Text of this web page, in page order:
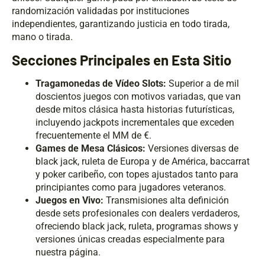
randomización validadas por instituciones
independientes, garantizando justicia en todo tirada,
mano o tirada.
Secciones Principales en Esta Sitio
Tragamonedas de Vídeo Slots: Superior a de mil
doscientos juegos con motivos variadas, que van
desde mitos clásica hasta historias futurísticas,
incluyendo jackpots incrementales que exceden
frecuentemente el MM de €.
Games de Mesa Clásicos: Versiones diversas de
black jack, ruleta de Europa y de América, baccarrat
y poker caribeño, con topes ajustados tanto para
principiantes como para jugadores veteranos.
Juegos en Vivo: Transmisiones alta definición
desde sets profesionales con dealers verdaderos,
ofreciendo black jack, ruleta, programas shows y
versiones únicas creadas especialmente para
nuestra página.